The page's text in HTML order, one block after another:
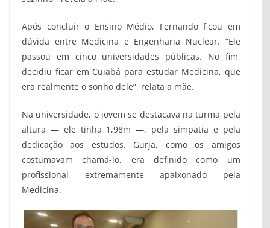
Após concluir o Ensino Médio, Fernando ficou em
dúvida entre Medicina e Engenharia Nuclear. “Ele
passou em cinco universidades públicas. No fim,
decidiu ficar em Cuiabá para estudar Medicina, que
era realmente o sonho dele”, relata a mãe.
Na universidade, o jovem se destacava na turma pela
altura — ele tinha 1,98m —, pela simpatia e pela
dedicação aos estudos. Gurja, como os amigos
costumavam chamá-lo, era definido como um
profissional extremamente apaixonado pela
Medicina.